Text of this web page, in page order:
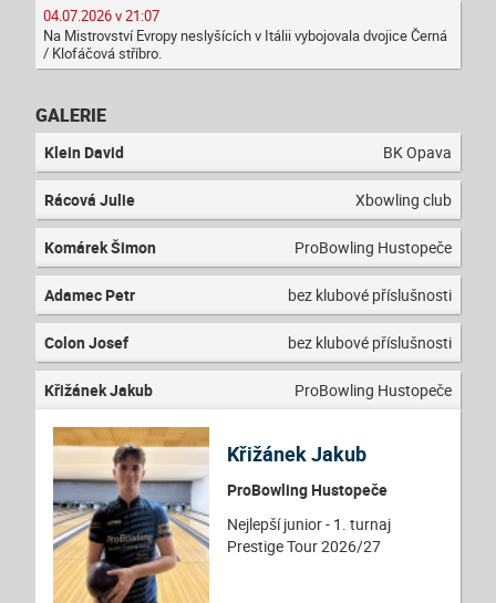
04.07.2026 v 21:07
Na Mistrovství Evropy neslyšících v Itálii vybojovala dvojice Černá
/ Klofáčová stříbro.
GALERIE
Klein David BK Opava
Rácová Julie Xbowling club
Komárek Šimon ProBowling Hustopeče
Adamec Petr bez klubové příslušnosti
Colon Josef bez klubové příslušnosti
Křižánek Jakub ProBowling Hustopeče
Křižánek Jakub
ProBowling Hustopeče
Nejlepší junior - 1. turnaj
Prestige Tour 2026/27